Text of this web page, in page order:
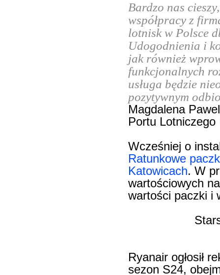
Bardzo nas
współpracy z
lotnisk w Polsce
Udogodnienia i
jak również
funkcjonalnych
usługa będzie
pozytywnym
Magdalena
Portu
Wcześniej o
Ratunkowe
Katowicach. W
wartościowych
wartości paczki i
Ryanair ogłosił
sezon S24,